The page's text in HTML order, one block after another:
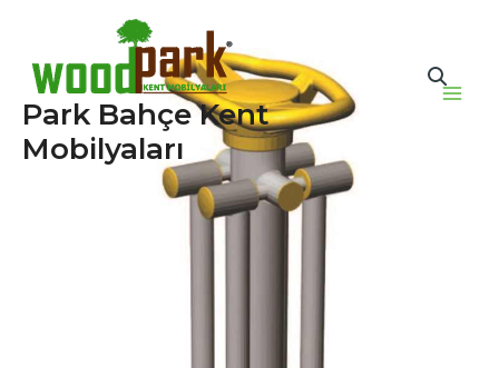
Park Bahçe Kent
Mobilyaları